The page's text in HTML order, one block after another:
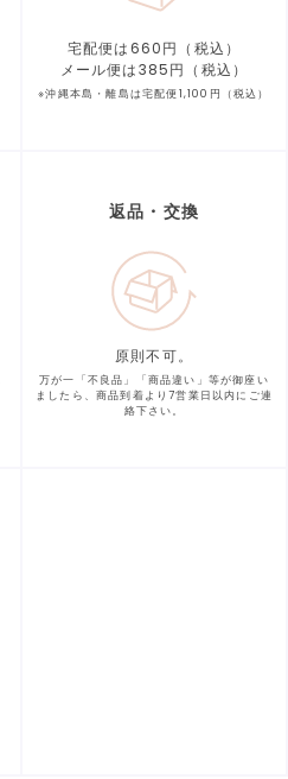
宅配便は660円（税込）
メール便は385円（税込）
※沖縄本島・離島は宅配便1,100円（税込）
返品・交換
原則不可。
万が一「不良品」「商品違い」等が御座い
ましたら、商品到着より7営業日以内にご連
絡下さい。